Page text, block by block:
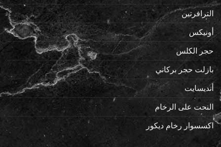
الترافرتين
أونيكس
حجر الكلس
بازلت حجر بركاني
أنديسايت
النحت على الرخام
اكسسوار رخام ديكور